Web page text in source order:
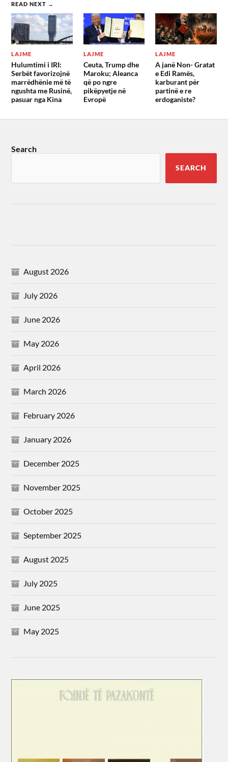
READ NEXT →
LAJME
Hulumtimi i IRI:
Serbët favorizojnë
marrëdhënie më të
ngushta me Rusinë,
pasuar nga Kina
LAJME
Ceuta, Trump dhe
Maroku; Aleanca
që po ngre
pikëpyetje në
Evropë
LAJME
A janë Non- Gratat
e Edi Ramës,
karburant për
partinë e re
erdoganiste?
Search
SEARCH
August 2026
July 2026
June 2026
May 2026
April 2026
March 2026
February 2026
January 2026
December 2025
November 2025
October 2025
September 2025
August 2025
July 2025
June 2025
May 2025